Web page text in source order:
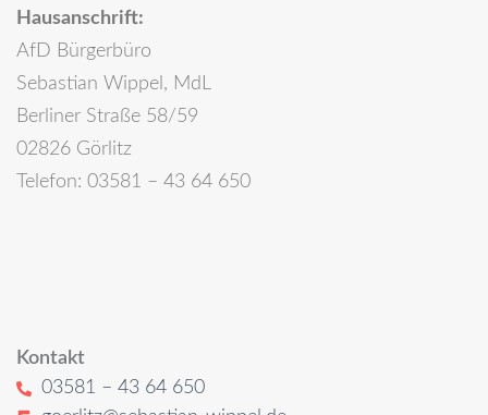
Hausanschrift:
AfD Bürgerbüro
Sebastian Wippel, MdL
Berliner Straße 58/59
02826 Görlitz
Telefon: 03581 – 43 64 650
Kontakt
03581 – 43 64 650